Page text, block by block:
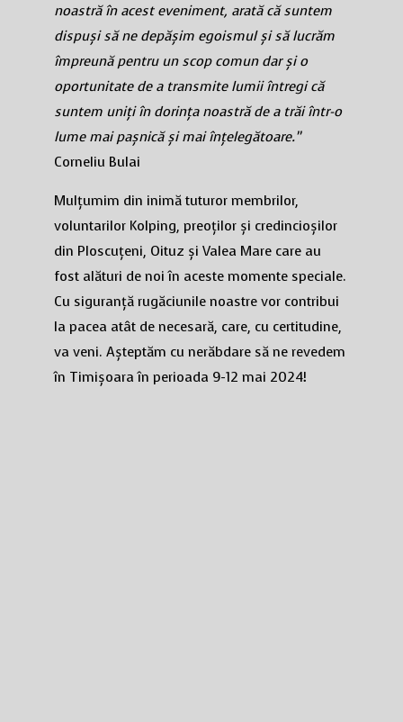
noastră în acest eveniment, arată că suntem
dispuși să ne depășim egoismul și să lucrăm
împreună pentru un scop comun dar și o
oportunitate de a transmite lumii întregi că
suntem uniți în dorința noastră de a trăi într-o
lume mai pașnică și mai înțelegătoare.”
Corneliu Bulai
Mulțumim din inimă tuturor membrilor,
voluntarilor Kolping, preoților și credincioșilor
din Ploscuțeni, Oituz și Valea Mare care au
fost alături de noi în aceste momente speciale.
Cu siguranță rugăciunile noastre vor contribui
la pacea atât de necesară, care, cu certitudine,
va veni. Așteptăm cu nerăbdare să ne revedem
în Timișoara în perioada 9-12 mai 2024!